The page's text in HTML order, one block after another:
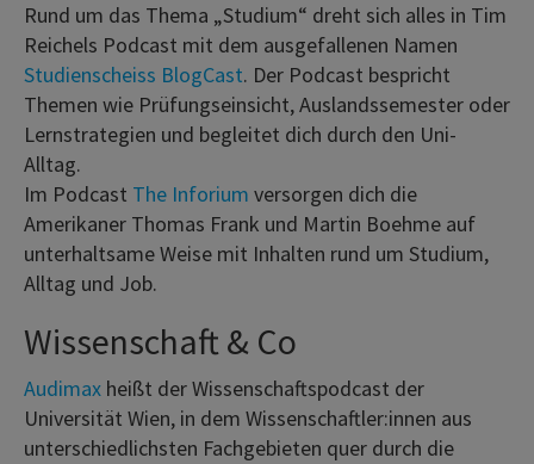
Rund um das Thema „Studium“ dreht sich alles in Tim
Reichels Podcast mit dem ausgefallenen Namen
Studienscheiss BlogCast. Der Podcast bespricht
Themen wie Prüfungseinsicht, Auslandssemester oder
Lernstrategien und begleitet dich durch den Uni-
Alltag.
Im Podcast The Inforium versorgen dich die
Amerikaner Thomas Frank und Martin Boehme auf
unterhaltsame Weise mit Inhalten rund um Studium,
Alltag und Job.
Wissenschaft & Co
Audimax heißt der Wissenschaftspodcast der
Universität Wien, in dem Wissenschaftler:innen aus
unterschiedlichsten Fachgebieten quer durch die